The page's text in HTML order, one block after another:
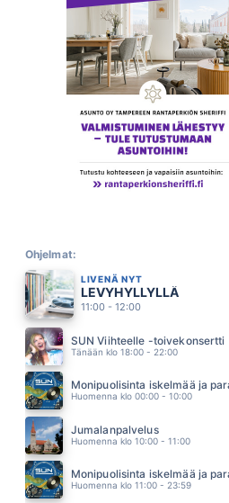
ELOKUU
ALEKSANTERI HAKANIEMI
08.01
RENTUN RUUSU
IRWIN
07.56
HÖLMÖ RAKKAUS
SCANDINAVIAN MUSIC GROUP
07.42
KUN RAUHOITUN
IRINA
07.35
SAMMY BABITZIN
07.19
PÖLLÖILLE KYYTIÄ
VESTERINEN YHTYEINEEN
07.12
HEIDI PAKARINEN
07.08
SAMULI EDELMANN
07.01
LEEVI AND THE LEAVINGS
06.57
Ohjelmat:
LIVENÄ NYT
LEVYHYLLYLLÄ
11:00 - 12:00
SUN Viihteelle -toivekonsertti
Tänään klo 18:00 - 22:00
Monipuolisinta iskelmää ja
Huomenna klo 00:00 - 10:00
Jumalanpalvelus
Huomenna klo 10:00 - 11:00
Monipuolisinta iskelmää ja
Huomenna klo 11:00 - 23:59